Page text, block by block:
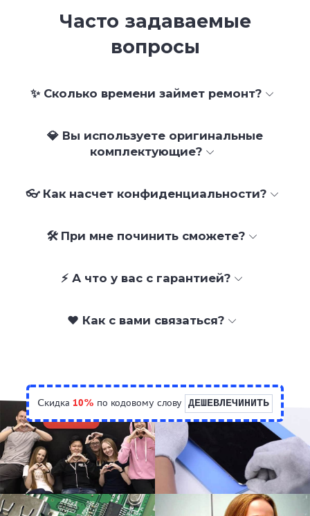
Часто задаваемые
вопросы
✨ Сколько времени займет ремонт?
💎 Вы используете оригинальные
комплектующие?
👓 Как насчет конфиденциальности?
🛠 При мне починить сможете?
⚡ А что у вас с гарантией?
❤️ Как с вами связаться?
Скидка 10% по кодовому слову ДЕШЕВЛЕЧИНИТЬ